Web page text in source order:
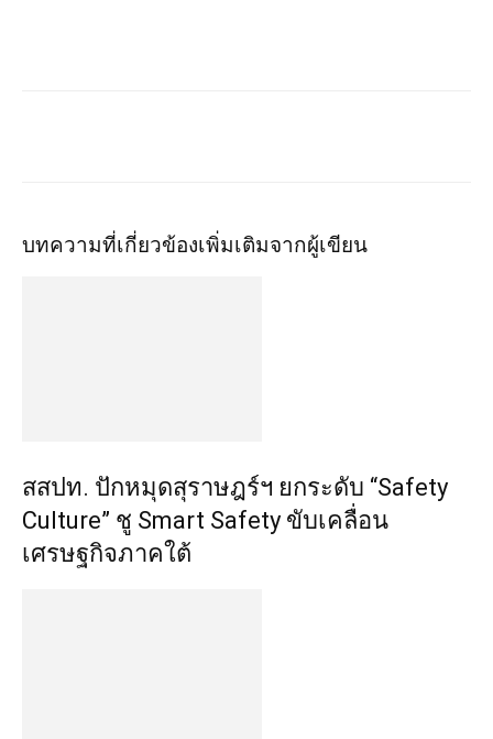
บทความที่เกี่ยวข้องเพิ่มเติมจากผู้เขียน
สสปท. ปักหมุดสุราษฎร์ฯ ยกระดับ “Safety
Culture” ชู Smart Safety ขับเคลื่อน
เศรษฐกิจภาคใต้